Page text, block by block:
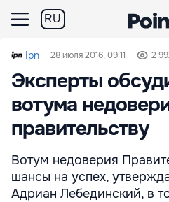
RU
Ipn 28 июля 2016, 09:11 2
Эксперты
вотума
правительству
Вотум недоверия
шансы на успех,
Адриан Лебединский, в